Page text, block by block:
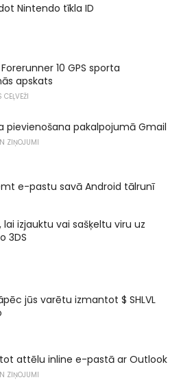
Nintendo tīkla ID
10 GPS sporta
apskats
pievienošana pakalpojumā Gmail
ZIŅOJUMI
e-pastu savā Android tālrunī
lai izjauktu vai sašķeltu viru uz
3DS
jūs varētu izmantot $ SHLVL
attēlu inline e-pastā ar Outlook
ZIŅOJUMI